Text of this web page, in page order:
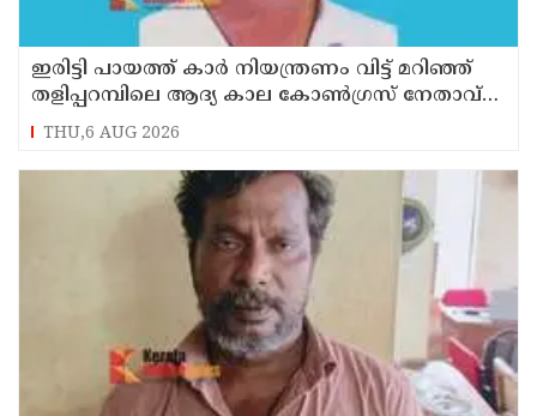
ഇരിട്ടി പായത്ത് കാർ നിയന്ത്രണം വിട്ട് മറിഞ്ഞ്
തളിപ്പറമ്പിലെ ആദ്യ കാല കോണ്‍ഗ്രസ് നേതാവ്
മരിച്ചു
THU,6 AUG 2026